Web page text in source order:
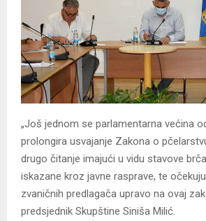
„Još jednom se parlamentarna većina
prolongira usvajanje Zakona o
drugo čitanje imajući u vidu stavove
iskazane kroz javne rasprave, te
zvaničnih predlagača upravo na ovaj
predsjednik Skupštine Siniša Milić.